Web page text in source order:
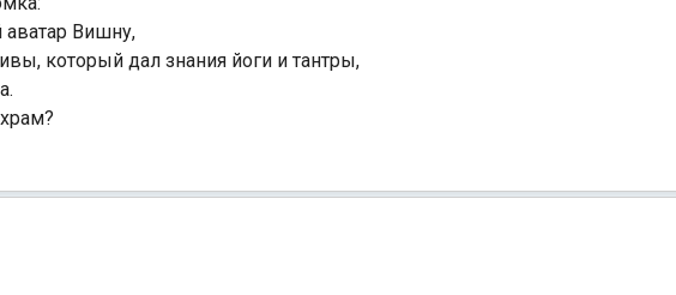
Вишну,
который дал знания йоги и тантры,